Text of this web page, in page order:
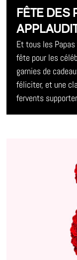
FÊTE DES
Et tous les
fête pour les
garnies de
féliciter, et une
fervents